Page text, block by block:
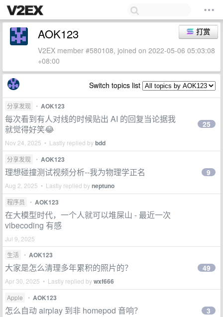
打赏
AOK123
V2EX member #580108, joined on 2022-05-06 05:03:08
+08:00
Switch topics list
分享发现 • AOK123
每次看到有人对线的时候贴出 AI 的回复当论据我
就觉得好笑😂
Nov 24, 2025 • Lastly replied bybdd
25
分享发现 • AOK123
理想碰撞测试视频分析--我为物理学正名
Aug 2, 2025 • Lastly replied byneptuno
9
程序员 • AOK123
在大模型时代，一个人就可以堆屎山 - 最近一次
vibecoding 有感
Jul 9, 2025
生活
• AOK123
大家是怎么清理多年累积的照片的？
Apr 30, 2025 • Lastly replied bywxf666
49
Apple • AOK123
怎么自动 airplay 到非 homepod 音响？ 3